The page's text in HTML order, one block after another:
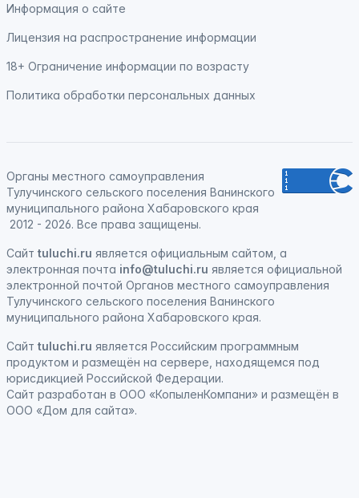
Информация о сайте
Лицензия на распространение информации
18+ Ограничение информации по возрасту
Политика обработки персональных данных
Органы местного самоуправления
Тулучинского сельского поселения Ванинского
муниципального района Хабаровского края
2012 - 2026. Все права защищены.
Сайт tuluchi.ru является официальным сайтом, а
электронная почта info@tuluchi.ru является официальной
электронной почтой Органов местного самоуправления
Тулучинского сельского поселения Ванинского
муниципального района Хабаровского края.
Сайт tuluchi.ru является Российским программным
продуктом и размещён на сервере, находящемся под
юрисдикцией Российской Федерации.
Сайт разработан в ООО «КопыленКомпани» и размещён в
ООО «Дом для сайта».